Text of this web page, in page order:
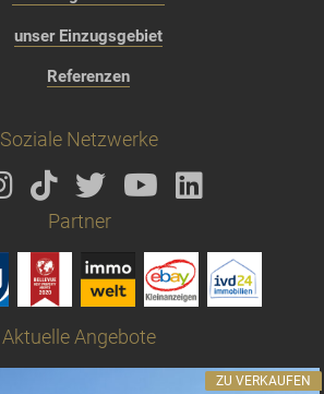
unser Einzugsgebiet
Referenzen
Soziale Netzwerke
Partner
Aktuelle Angebote
ZU VERKAUFEN